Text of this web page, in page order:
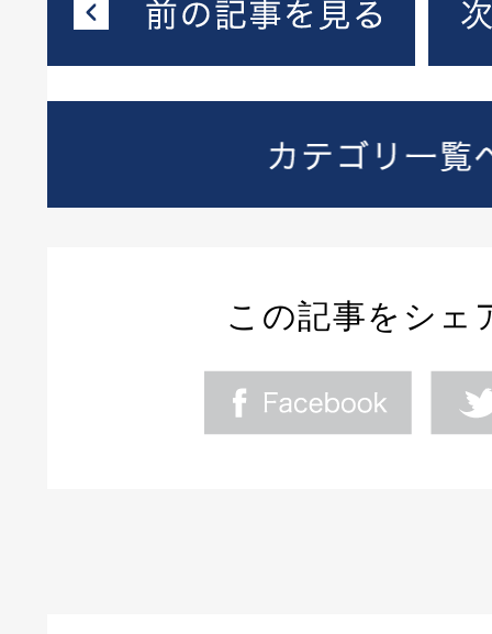
この記事をシェ